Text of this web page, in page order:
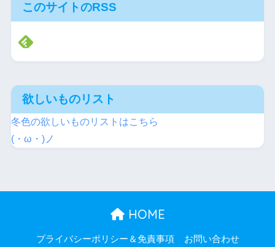
このサイトのRSS
欲しいものリスト
冬色の欲しいものリストはこちら
(・ω・)ノ
HOME
プライバシーポリシー＆免責事項 お問い合わせ